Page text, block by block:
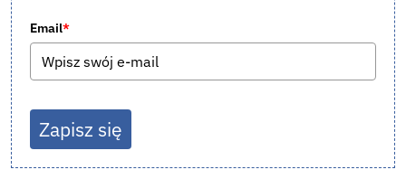
Email*
Zapisz się